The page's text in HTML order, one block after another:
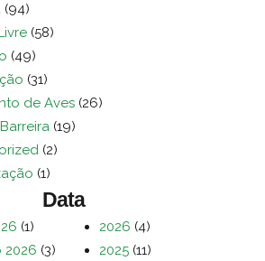
(94)
(58)
(49)
(31)
de Aves (26)
(19)
(2)
(1)
Data
(1)
2026 (3)
2026 (4)
2025 (11)